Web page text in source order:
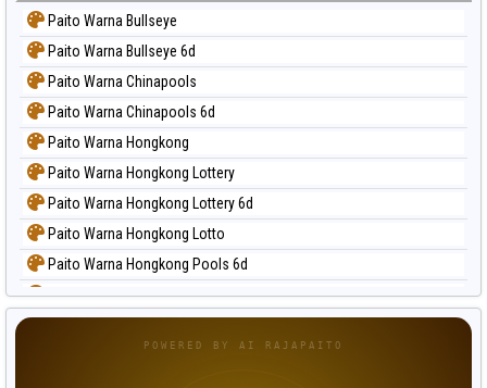
Paito Warna Bullseye
Paito Warna Bullseye 6d
Paito Warna Chinapools
Paito Warna Chinapools 6d
Paito Warna Hongkong
Paito Warna Hongkong Lottery
Paito Warna Hongkong Lottery 6d
Paito Warna Hongkong Lotto
Paito Warna Hongkong Pools 6d
Paito Warna Japan
POWERED BY AI RAJAPAITO